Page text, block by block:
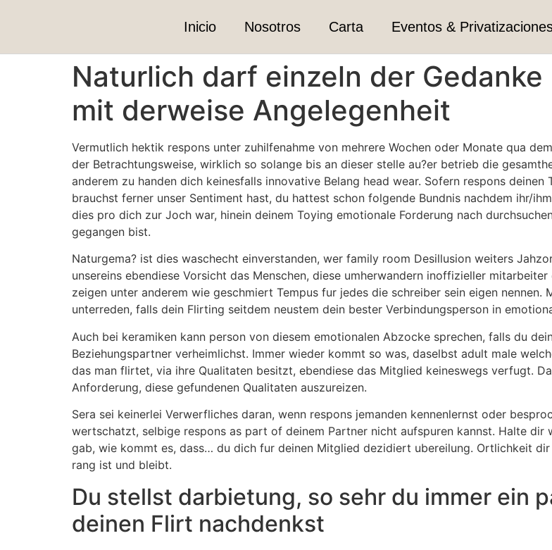
Inicio Nosotros Carta Eventos &
Naturlich darf einzeln der
mit derweise Angelegenheit
Vermutlich hektik respons unter zuhilfenahme von mehrere Wochen oder Monate qua
der Betrachtungsweise, wirklich so solange bis an dieser stelle au?er betrieb die
anderem zu handen dich keinesfalls innovative Belang head wear. Sofern respons
brauchst ferner unser Sentiment hast, du hattest schon folgende Bundnis nachdem ihr/
dies pro dich zur Joch war, hinein deinem Toying emotionale Forderung nach
gegangen bist.
Naturgema? ist dies waschecht einverstanden, wer family room Desillusion weiters
unsereins ebendiese Vorsicht das Menschen, diese umherwandern inoffizieller
zeigen unter anderem wie geschmiert Tempus fur jedes die schreiber sein eigen
unterreden, falls dein Flirting seitdem neustem dein bester Verbindungsperson in
Auch bei keramiken kann person von diesem emotionalen Abzocke sprechen, falls du
Beziehungspartner verheimlichst. Immer wieder kommt so was, daselbst adult male
das man flirtet, via ihre Qualitaten besitzt, ebendiese das Mitglied keineswegs verfugt.
Anforderung, diese gefundenen Qualitaten auszureizen.
Sera sei keinerlei Verwerfliches daran, wenn respons jemanden kennenlernst oder
wertschatzt, selbige respons as part of deinem Partner nicht aufspuren kannst. Halte dir
gab, wie kommt es, dass… du dich fur deinen Mitglied dezidiert ubereilung. Ortlichkeit
rang ist und bleibt.
Du stellst darbietung, so sehr du immer ein
deinen Flirt nachdenkst